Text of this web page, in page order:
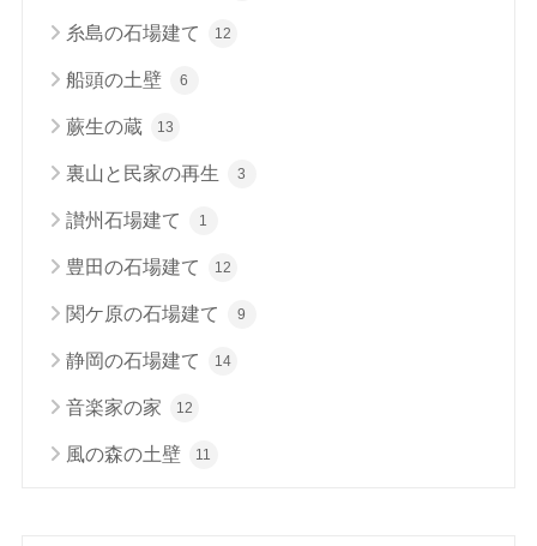
糸島の石場建て 12
船頭の土壁 6
蕨生の蔵 13
裏山と民家の再生 3
讃州石場建て 1
豊田の石場建て 12
関ケ原の石場建て 9
静岡の石場建て 14
音楽家の家 12
風の森の土壁 11